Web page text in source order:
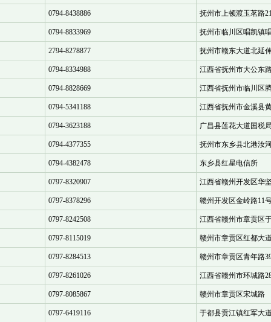
0794-8438886 抚州市上顿渡玉茗路
0794-8833969 抚州市临川区唱凯镇
2794-8278877 抚州市赣东大道北延
0794-8334988 江西省抚州市大公东
0794-8828669 江西省抚州市临川区
0794-5341188 江西省抚州市金溪县
0794-3623188 广昌县莲花大道国税
0794-4377355 抚州市东乡县北港汝
0794-4382478 东乡县红星电信所
0797-8320907 江西省赣州开发区华
0797-8378296 赣州开发区金岭路11
0797-8242508 江西省赣州市章贡区
0797-8115019 赣州市章贡区红都大
0797-8284513 赣州市章贡区青年路
0797-8261026 江西省赣州市环城路
0797-8085867 赣州市章贡区宋城路
0797-6419116 于都县贡江镇红军大